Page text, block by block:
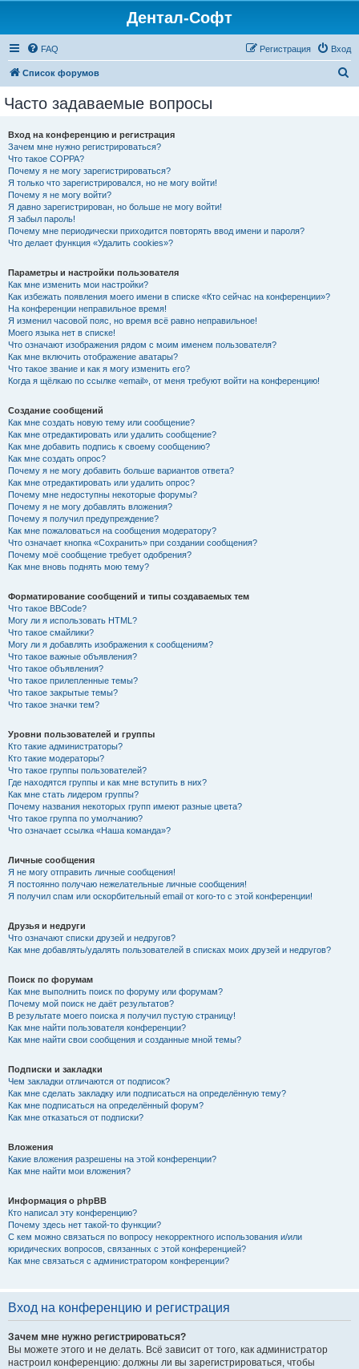
Дентал-Софт
FAQ Вход
Регистрация
Список форумов
Часто задаваемые вопросы
Вход на конференцию и регистрация
Зачем мне нужно регистрироваться?
Что такое COPPA?
Почему я не могу зарегистрироваться?
Я только что зарегистрировался, но не могу войти!
Почему я не могу войти?
Я давно зарегистрирован, но больше не могу войти!
Я забыл пароль!
Почему мне периодически приходится повторять ввод имени и пароля?
Что делает функция «Удалить cookies»?
Параметры и настройки пользователя
Как мне изменить мои настройки?
Как избежать появления моего имени в списке «Кто сейчас на конференции»?
На конференции неправильное время!
Я изменил часовой пояс, но время всё равно неправильное!
Моего языка нет в списке!
Что означают изображения рядом с моим именем пользователя?
Как мне включить отображение аватары?
Что такое звание и как я могу изменить его?
Когда я щёлкаю по ссылке «email», от меня требуют войти на конференцию!
Создание сообщений
Как мне создать новую тему или сообщение?
Как мне отредактировать или удалить сообщение?
Как мне добавить подпись к своему сообщению?
Как мне создать опрос?
Почему я не могу добавить больше вариантов ответа?
Как мне отредактировать или удалить опрос?
Почему мне недоступны некоторые форумы?
Почему я не могу добавлять вложения?
Почему я получил предупреждение?
Как мне пожаловаться на сообщения модератору?
Что означает кнопка «Сохранить» при создании сообщения?
Почему моё сообщение требует одобрения?
Как мне вновь поднять мою тему?
Форматирование сообщений и типы создаваемых тем
Что такое BBCode?
Могу ли я использовать HTML?
Что такое смайлики?
Могу ли я добавлять изображения к сообщениям?
Что такое важные объявления?
Что такое объявления?
Что такое прилепленные темы?
Что такое закрытые темы?
Что такое значки тем?
Уровни пользователей и группы
Кто такие администраторы?
Кто такие модераторы?
Что такое группы пользователей?
Где находятся группы и как мне вступить в них?
Как мне стать лидером группы?
Почему названия некоторых групп имеют разные цвета?
Что такое группа по умолчанию?
Что означает ссылка «Наша команда»?
Личные сообщения
Я не могу отправить личные сообщения!
Я постоянно получаю нежелательные личные сообщения!
Я получил спам или оскорбительный email от кого-то с этой конференции!
Друзья и недруги
Что означают списки друзей и недругов?
Как мне добавлять/удалять пользователей в списках моих друзей и недругов?
Поиск по форумам
Как мне выполнить поиск по форуму или форумам?
Почему мой поиск не даёт результатов?
В результате моего поиска я получил пустую страницу!
Как мне найти пользователя конференции?
Как мне найти свои сообщения и созданные мной темы?
Подписки и закладки
Чем закладки отличаются от подписок?
Как мне сделать закладку или подписаться на определённую тему?
Как мне подписаться на определённый форум?
Как мне отказаться от подписки?
Вложения
Какие вложения разрешены на этой конференции?
Как мне найти мои вложения?
Информация о phpBB
Кто написал эту конференцию?
Почему здесь нет такой-то функции?
С кем можно связаться по вопросу некорректного использования и/или
юридических вопросов, связанных с этой конференцией?
Как мне связаться с администратором конференции?
Вход на конференцию и регистрация
Зачем мне нужно регистрироваться?
Вы можете этого и не делать. Всё зависит от того, как администратор
настроил конференцию: должны ли вы зарегистрироваться, чтобы